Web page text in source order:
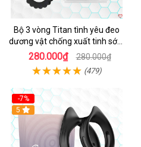
Bộ 3 vòng Titan tình yêu đeo
dương vật chống xuất tinh sớm
chất liệu silicon y tế
280.000₫ 280.000₫
(479)
-7%
5